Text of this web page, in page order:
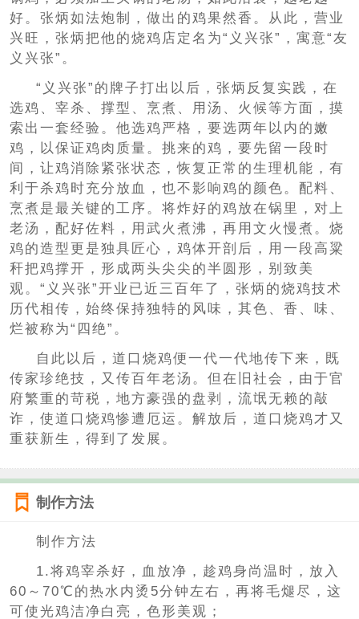
好。张炳如法炮制，做出的鸡果然香。从此，营业
兴旺，张炳把他的烧鸡店定名为“义兴张”，寓意“友
义兴张”。
“义兴张”的牌子打出以后，张炳反复实践，在
选鸡、宰杀、撑型、烹煮、用汤、火候等方面，摸
索出一套经验。他选鸡严格，要选两年以内的嫩
鸡，以保证鸡肉质量。挑来的鸡，要先留一段时
间，让鸡消除紧张状态，恢复正常的生理机能，有
利于杀鸡时充分放血，也不影响鸡的颜色。配料、
烹煮是最关键的工序。将炸好的鸡放在锅里，对上
老汤，配好佐料，用武火煮沸，再用文火慢煮。烧
鸡的造型更是独具匠心，鸡体开剖后，用一段高粱
秆把鸡撑开，形成两头尖尖的半圆形，别致美
观。“义兴张”开业已近三百年了，张炳的烧鸡技术
历代相传，始终保持独特的风味，其色、香、味、
烂被称为“四绝”。
自此以后，道口烧鸡便一代一代地传下来，既
传家珍绝技，又传百年老汤。但在旧社会，由于官
府繁重的苛税，地方豪强的盘剥，流氓无赖的敲
诈，使道口烧鸡惨遭厄运。解放后，道口烧鸡才又
重获新生，得到了发展。
制作方法
制作方法
1.将鸡宰杀好，血放净，趁鸡身尚温时，放入
60～70℃的热水内烫5分钟左右，再将毛煺尽，这
可使光鸡洁净白亮，色形美观；